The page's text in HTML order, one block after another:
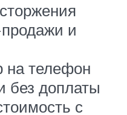
и
на телефон
без доплаты
с